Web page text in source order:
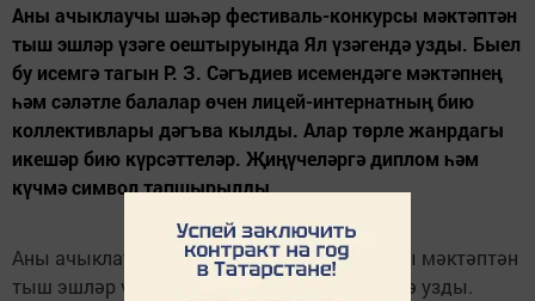
Аны ачыклаучы шәһәр фестиваль-конкурсы мәктәптән
тыш эшләр үзәге оештыруында Ял үзәгендә узды. Быел
бу исемгә тагын Р. З. Сәгъдиев исемендәге мәктәпнең
һәм сәләтле балалар өчен лицей-интернатның бию
коллективлары дәгъва кылды. Алар төрле жанрдагы
икешәр бию күрсәттеләр. Җиңүчеләргә диплом һәм
күчмә символ тапшырылды.
Аны ачыклаучы шәһәр фестиваль-конкурсы мәктәптән
тыш эшләр үзәге оештыруында Ял үзәгендә узды.